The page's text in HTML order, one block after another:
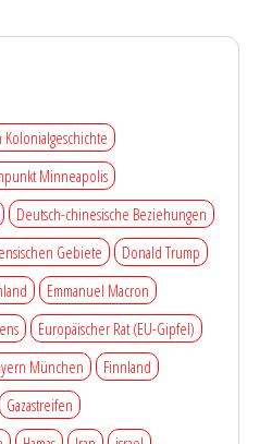
Minneapolis
Deutsch-chinesische Beziehungen
Gebiete
Donald Trump
Emmanuel Macron
Europäischer Rat (EU-Gipfel)
München
Finnland
Gazastreifen